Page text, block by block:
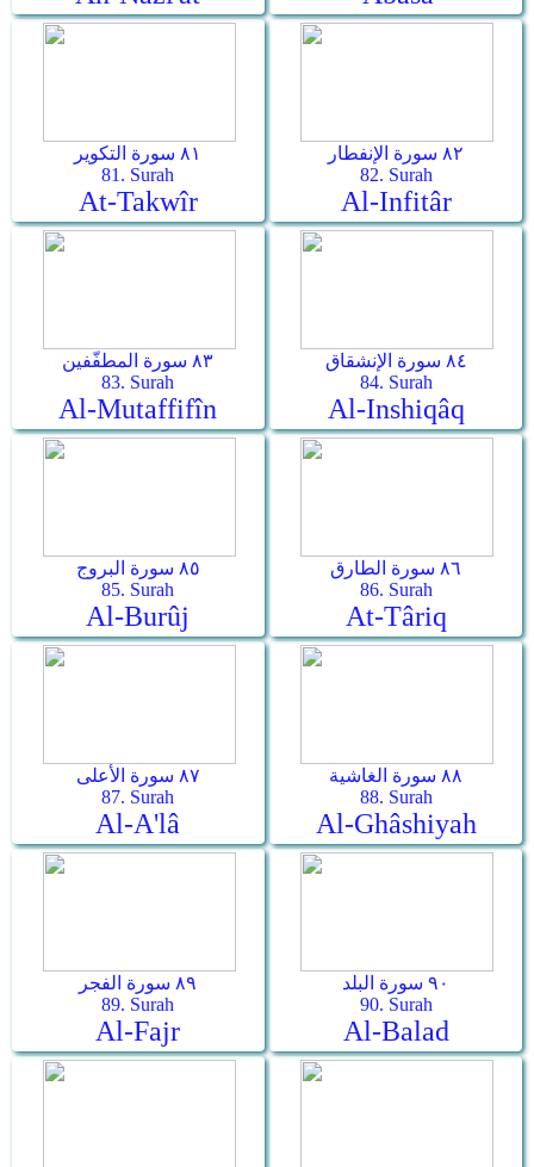
٨١ سورة التكوير
81. Surah
At-Takwîr
٨٢ سورة الإنفطار
82. Surah
Al-Infitâr
٨٣ سورة المطفّفين
83. Surah
Al-Mutaffifîn
٨٤ سورة الإنشقاق
84. Surah
Al-Inshiqâq
٨٥ سورة البروج
85. Surah
Al-Burûj
٨٦ سورة الطارق
86. Surah
At-Târiq
٨٧ سورة الأعلى
87. Surah
Al-A'lâ
٨٨ سورة الغاشية
88. Surah
Al-Ghâshiyah
٨٩ سورة الفجر
89. Surah
Al-Fajr
٩٠ سورة البلد
90. Surah
Al-Balad